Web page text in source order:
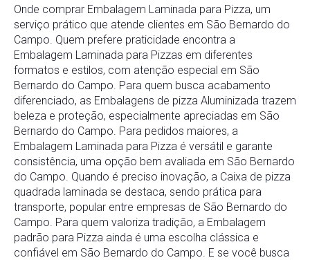
Onde comprar Embalagem Laminada para Pizza, um
serviço prático que atende clientes em São Bernardo do
Campo. Quem prefere praticidade encontra a
Embalagem Laminada para Pizzas em diferentes
formatos e estilos, com atenção especial em São
Bernardo do Campo. Para quem busca acabamento
diferenciado, as Embalagens de pizza Aluminizada trazem
beleza e proteção, especialmente apreciadas em São
Bernardo do Campo. Para pedidos maiores, a
Embalagem Laminada para Pizza é versátil e garante
consistência, uma opção bem avaliada em São Bernardo
do Campo. Quando é preciso inovação, a Caixa de pizza
quadrada laminada se destaca, sendo prática para
transporte, popular entre empresas de São Bernardo do
Campo. Para quem valoriza tradição, a Embalagem
padrão para Pizza ainda é uma escolha clássica e
confiável em São Bernardo do Campo. E se você busca